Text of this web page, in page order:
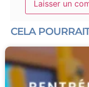
CELA